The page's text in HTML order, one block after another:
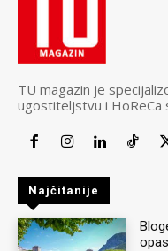
TU magazin je
ugostiteljstvu i HoReCa
Najčitanije